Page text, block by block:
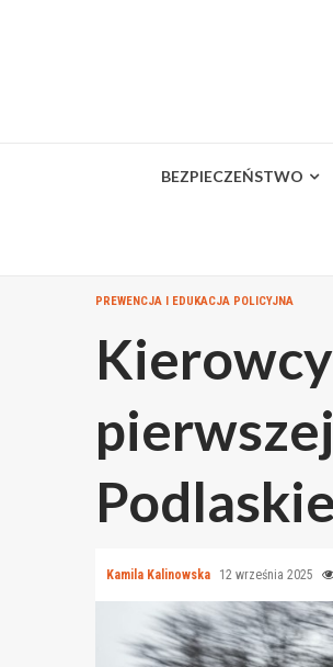
BEZPIECZEŃSTWO
PREWENCJA I EDUKACJA POLICYJNA
Kamila Kalinowska 12 września 2025